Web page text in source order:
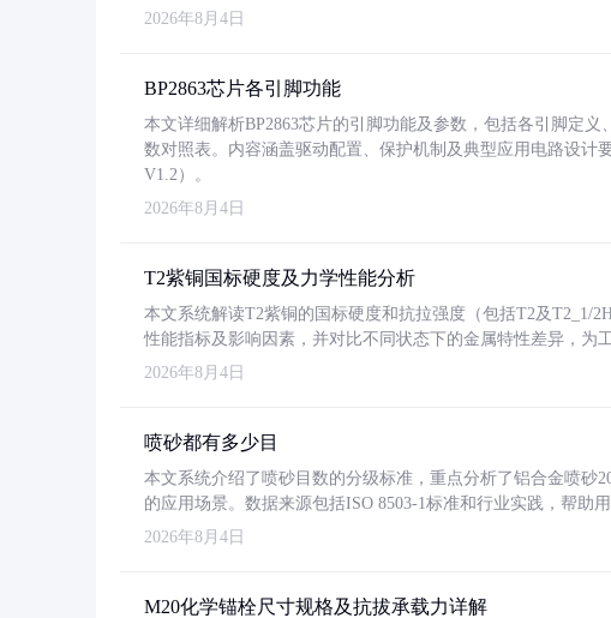
2026年8月4日
BP2863芯片各引脚功能
本文详细解析BP2863芯片的引脚功能及参数，包括各引脚定
数对照表。内容涵盖驱动配置、保护机制及典型应用电路设计
V1.2）。
2026年8月4日
T2紫铜国标硬度及力学性能分析
本文系统解读T2紫铜的国标硬度和抗拉强度（包括T2及T2_1/
性能指标及影响因素，并对比不同状态下的金属特性差异，为
2026年8月4日
喷砂都有多少目
本文系统介绍了喷砂目数的分级标准，重点分析了铝合金喷砂
的应用场景。数据来源包括ISO 8503-1标准和行业实践，帮助
2026年8月4日
M20化学锚栓尺寸规格及抗拔承载力详解